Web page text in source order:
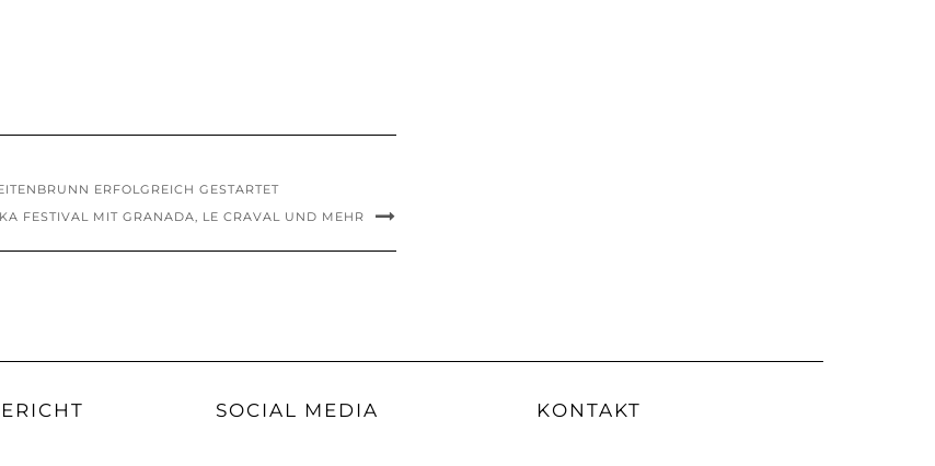
ERFOLGREICH GESTARTET
FESTIVAL MIT GRANADA, LE CRAVAL UND MEHR
SOCIAL MEDIA KONTAKT